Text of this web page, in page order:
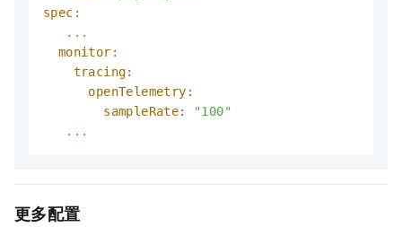
spec:
...
monitor:
tracing:
openTelemetry:
sampleRate:
"100"
...
更多配置